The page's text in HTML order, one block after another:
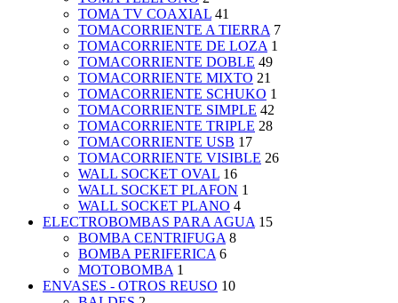
TOMA TV COAXIAL 41
TOMACORRIENTE A TIERRA 7
TOMACORRIENTE DE LOZA 1
TOMACORRIENTE DOBLE 49
TOMACORRIENTE MIXTO 21
TOMACORRIENTE SCHUKO 1
TOMACORRIENTE SIMPLE 42
TOMACORRIENTE TRIPLE 28
TOMACORRIENTE USB 17
TOMACORRIENTE VISIBLE 26
WALL SOCKET OVAL 16
WALL SOCKET PLAFON 1
WALL SOCKET PLANO 4
ELECTROBOMBAS PARA AGUA 15
BOMBA CENTRIFUGA 8
BOMBA PERIFERICA 6
MOTOBOMBA 1
ENVASES - OTROS REUSO 10